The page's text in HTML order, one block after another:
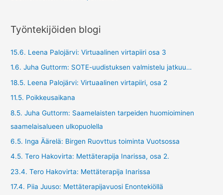
Työntekijöiden blogi
15.6. Leena Palojärvi: Virtuaalinen virtapiiri osa 3
1.6. Juha Guttorm: SOTE-uudistuksen valmistelu jatkuu…
18.5. Leena Palojärvi: Virtuaalinen virtapiiri, osa 2
11.5. Poikkeusaikana
8.5. Juha Guttorm: Saamelaisten tarpeiden huomioiminen
saamelaisalueen ulkopuolella
6.5. Inga Äärelä: Birgen Ruovttus toiminta Vuotsossa
4.5. Tero Hakovirta: Mettäterapija Inarissa, osa 2.
23.4. Tero Hakovirta: Mettäterapija Inarissa
17.4. Piia Juuso: Mettäterapijavuosi Enontekiöllä